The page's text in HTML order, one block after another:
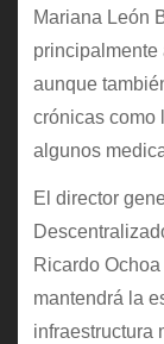
Mariana León
principalmente
aunque
crónicas como
algunos
El director
Ricardo
mantendrá la
infraestructura